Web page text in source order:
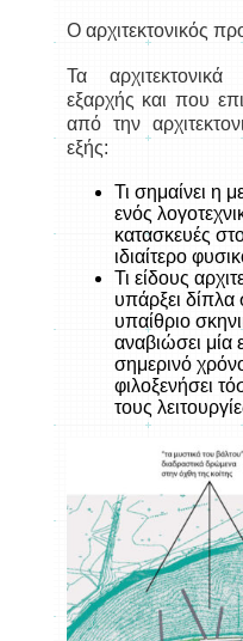
Ο αρχιτεκτονικός
Τα
εξαρχής και που
από την
εξής:
Τι σημαίνει η
ενός
κατασκευές
ιδιαίτερο
Τι είδους
υπάρξει δίπλα
υπαίθριο
αναβιώσει μία
σημερινό
φιλοξενήσει
τους